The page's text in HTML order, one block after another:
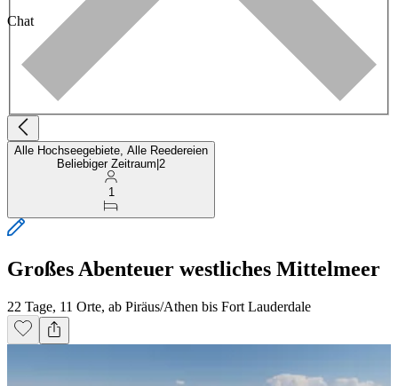
Chat
Alle Hochseegebiete, Alle Reedereien
Beliebiger Zeitraum 2
1
Großes Abenteuer westliches Mittelmeer
22 Tage, 11 Orte, ab Piräus/Athen bis Fort Lauderdale